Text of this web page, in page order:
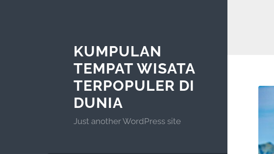
KUMPULAN
TEMPAT WISATA
TERPOPULER DI
DUNIA
Just another WordPress site